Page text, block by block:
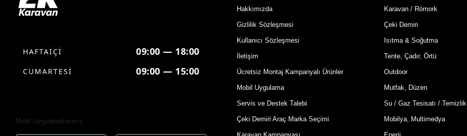
HAFTAİÇİ 09:00 — 18:00
CUMARTESİ 09:00 — 15:00
Mobil Uygulamalarımız
Hakkımızda
Gizlilik Sözleşmesi
Kullanıcı Sözleşmesi
İletişim
Ücretsiz Montaj Kampanyalı Ürünler
Mobil Uygulama
Servis ve Destek Talebi
Çeki Demiri Araç Marka Seçimi
Karavan / Römork
Çeki Demiri
Isıtma & Soğutma
Tente, Çadır, Örtü
Outdoor
Mutfak, Düzen
Su / Gaz Tesisatı / Temizlik
Mobilya, Multimedya